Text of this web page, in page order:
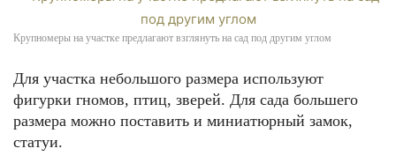
Крупномеры на участке предлагают взглянуть на сад под другим углом
Для участка небольшого размера используют
фигурки гномов, птиц, зверей. Для сада большего
размера можно поставить и миниатюрный замок,
статуи.